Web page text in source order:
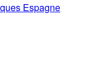
Espagne